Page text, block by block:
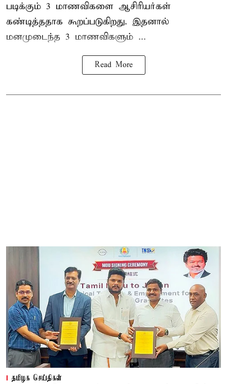
படிக்கும் 3 மாணவிகளை ஆசிரியர்கள்
கண்டித்ததாக கூறப்படுகிறது. இதனால்
மனமுடைந்த 3 மாணவிகளும் ...
Read More
தமிழக செய்திகள்